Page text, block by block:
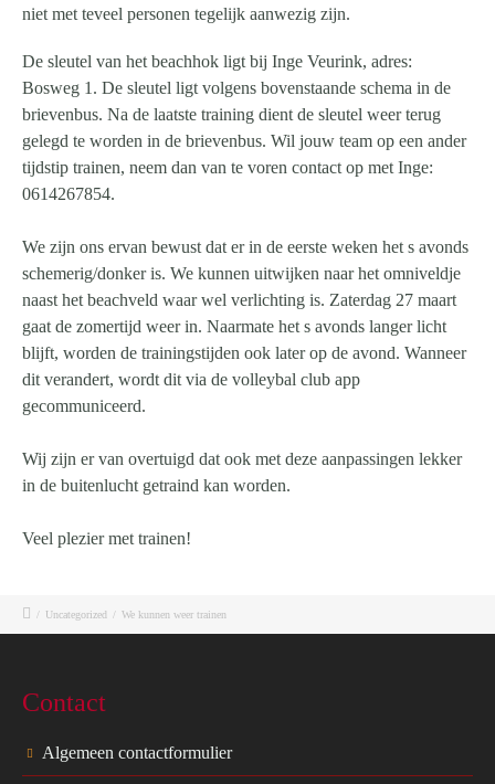
niet met teveel personen tegelijk aanwezig zijn.
De sleutel van het beachhok ligt bij Inge Veurink, adres:
Bosweg 1. De sleutel ligt volgens bovenstaande schema in de
brievenbus. Na de laatste training dient de sleutel weer terug
gelegd te worden in de brievenbus. Wil jouw team op een ander
tijdstip trainen, neem dan van te voren contact op met Inge:
0614267854.
We zijn ons ervan bewust dat er in de eerste weken het s avonds
schemerig/donker is. We kunnen uitwijken naar het omniveldje
naast het beachveld waar wel verlichting is. Zaterdag 27 maart
gaat de zomertijd weer in. Naarmate het s avonds langer licht
blijft, worden de trainingstijden ook later op de avond. Wanneer
dit verandert, wordt dit via de volleybal club app
gecommuniceerd.
Wij zijn er van overtuigd dat ook met deze aanpassingen lekker
in de buitenlucht getraind kan worden.
Veel plezier met trainen!
/ Uncategorized / We kunnen weer trainen
Contact
Algemeen contactformulier